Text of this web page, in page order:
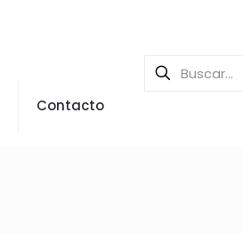
Contacto